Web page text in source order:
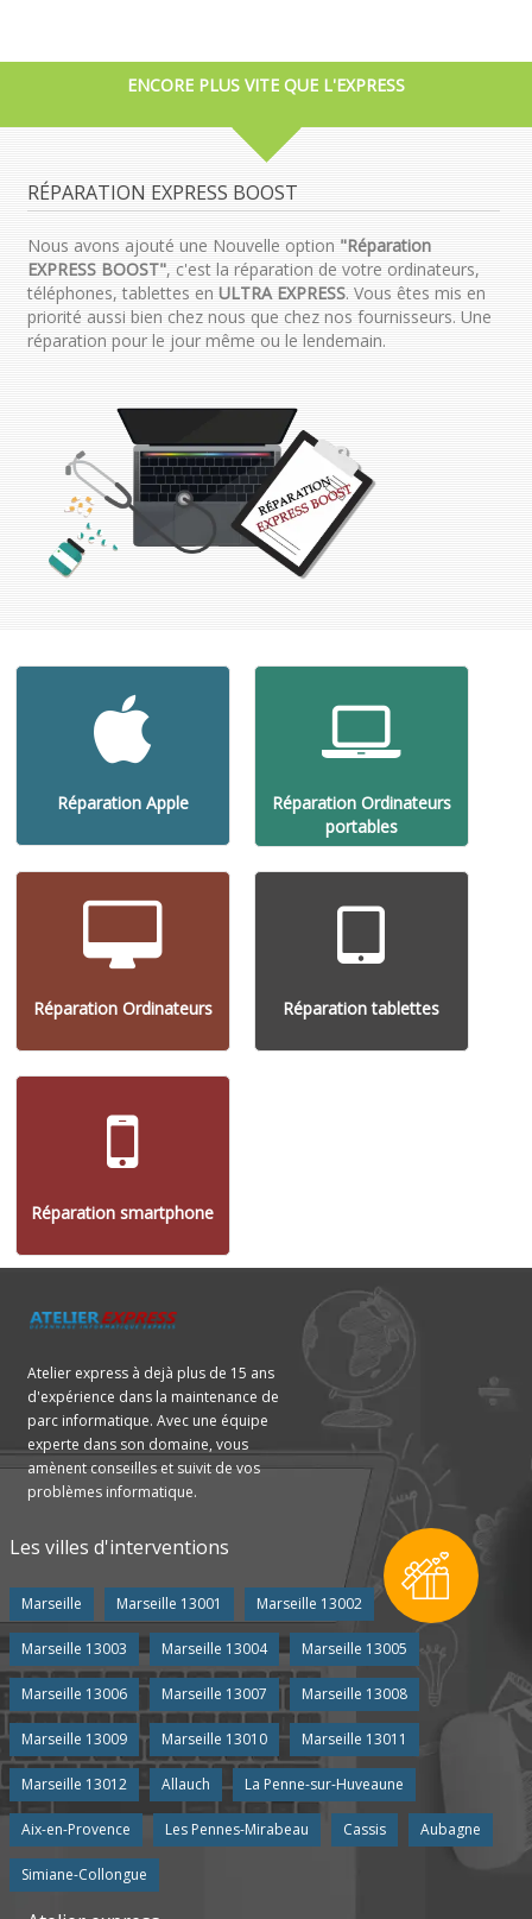
ENCORE PLUS VITE QUE L'EXPRESS
RÉPARATION EXPRESS BOOST
Nous avons ajouté une Nouvelle option "Réparation
EXPRESS BOOST", c'est la réparation de votre ordinateurs,
téléphones, tablettes en ULTRA EXPRESS. Vous êtes mis en
priorité aussi bien chez nous que chez nos fournisseurs. Une
réparation pour le jour même ou le lendemain.
Réparation Apple
Réparation Ordinateurs
portables
Réparation Ordinateurs Réparation tablettes
Réparation smartphone
Atelier express à dejà plus de 15 ans
d'expérience dans la maintenance de
parc informatique. Avec une équipe
experte dans son domaine, vous
amènent conseilles et suivit de vos
problèmes informatique.
Les villes d'interventions
Marseille Marseille 13001 Marseille 13002
Marseille 13003 Marseille 13004 Marseille 13005
Marseille 13006 Marseille 13007 Marseille 13008
Marseille 13009 Marseille 13010 Marseille 13011
Marseille 13012 Allauch La Penne-sur-Huveaune
Aix-en-Provence Les Pennes-Mirabeau Cassis Aubagne
Simiane-Collongue